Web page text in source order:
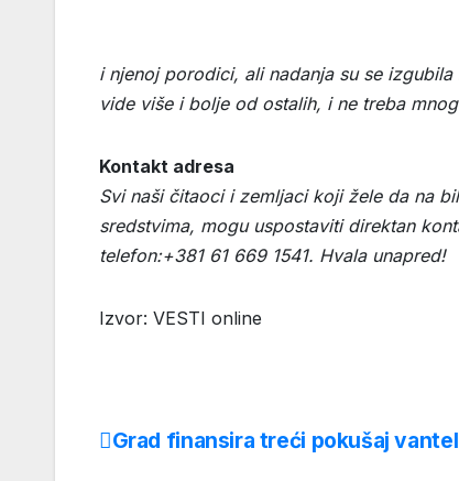
i njenoj porodici, ali nadanja su se
vide više i bolje od ostalih, i ne treba
Kontakt adresa
Svi naši čitaoci i zemljaci koji žele da na
sredstvima, mogu uspostaviti direktan
telefon:+381 61 669 1541. Hvala unapred!
Izvor: VESTI online
Post
Grad finansira treći pokušaj